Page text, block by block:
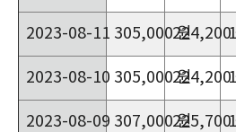
2023-08-11 305,000 원224,200
2023-08-10 305,000 원224,200
2023-08-09 307,000 원225,700